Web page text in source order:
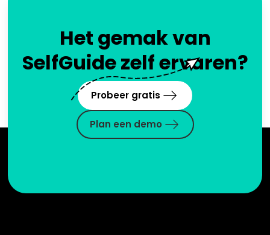
Het gemak van
SelfGuide zelf ervaren?
Probeer gratis
Plan een demo